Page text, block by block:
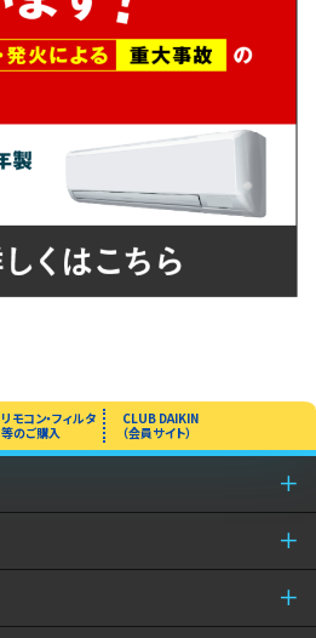
リモコン・フィルタ
等のご購入
CLUB DAIKIN
（会員サイト）